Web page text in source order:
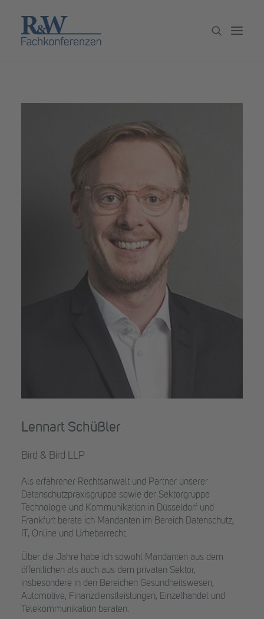
Newsletter
Lennart Schüßler
Bird & Bird LLP
Als erfahrener Rechtsanwalt und Partner unserer
Datenschutzpraxisgruppe sowie der Sektorgruppe
Technologie und Kommunikation in Düsseldorf und
Frankfurt berate ich Mandanten im Bereich Datenschutz,
IT, Online und Urheberrecht.
Über die Jahre habe ich sowohl Mandanten aus dem
öffentlichen als auch aus dem privaten Sektor,
insbesondere in den Bereichen Gesundheitswesen,
Automotive, Finanzdienstleistungen, Einzelhandel und
Telekommunikation beraten.